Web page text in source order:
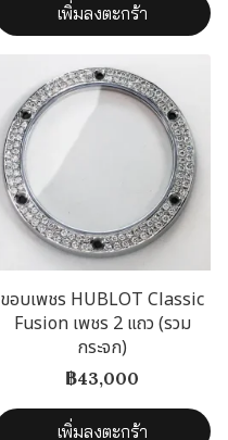
เพิ่มลงตะกร้า
ขอบเพชร HUBLOT Classic
Fusion เพชร 2 แถว (รวม
กระจก)
฿43,000
เพิ่มลงตะกร้า